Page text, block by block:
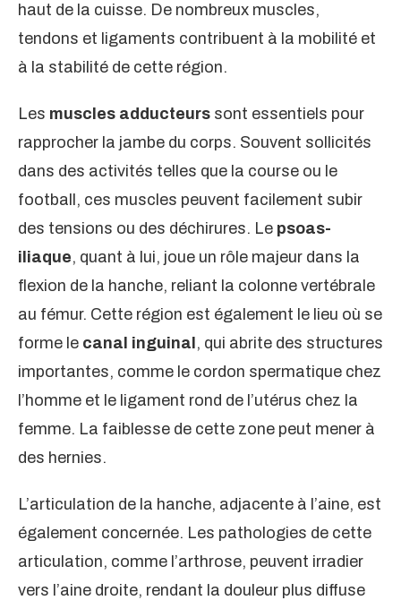
haut de la cuisse. De nombreux muscles,
tendons et ligaments contribuent à la mobilité et
à la stabilité de cette région.
Les muscles adducteurs sont essentiels pour
rapprocher la jambe du corps. Souvent sollicités
dans des activités telles que la course ou le
football, ces muscles peuvent facilement subir
des tensions ou des déchirures. Le psoas-
iliaque, quant à lui, joue un rôle majeur dans la
flexion de la hanche, reliant la colonne vertébrale
au fémur. Cette région est également le lieu où se
forme le canal inguinal , qui abrite des structures
importantes, comme le cordon spermatique chez
l’homme et le ligament rond de l’utérus chez la
femme. La faiblesse de cette zone peut mener à
des hernies.
L’articulation de la hanche, adjacente à l’aine, est
également concernée. Les pathologies de cette
articulation, comme l’arthrose, peuvent irradier
vers l’aine droite, rendant la douleur plus diffuse